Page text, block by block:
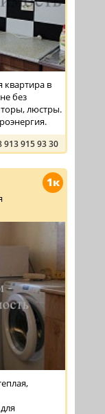
квартира в
без
люстры.
913 915 93 30
1к